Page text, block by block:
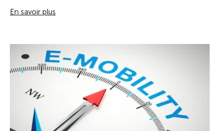
En savoir plus